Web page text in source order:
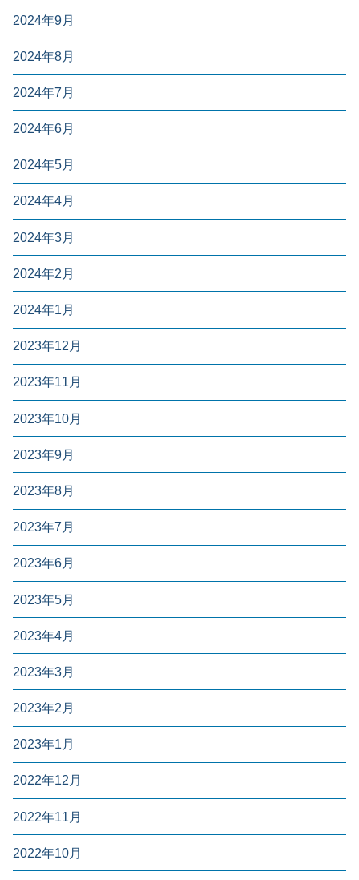
2024年9月
2024年8月
2024年7月
2024年6月
2024年5月
2024年4月
2024年3月
2024年2月
2024年1月
2023年12月
2023年11月
2023年10月
2023年9月
2023年8月
2023年7月
2023年6月
2023年5月
2023年4月
2023年3月
2023年2月
2023年1月
2022年12月
2022年11月
2022年10月